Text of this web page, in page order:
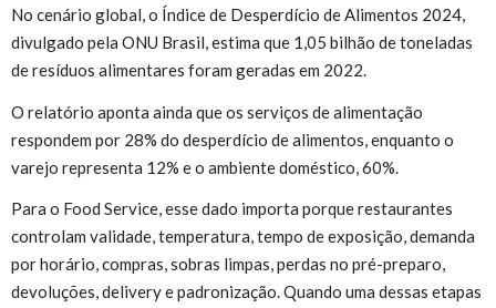
No cenário global, o Índice de Desperdício de Alimentos 2024,
divulgado pela ONU Brasil, estima que 1,05 bilhão de toneladas
de resíduos alimentares foram geradas em 2022.
O relatório aponta ainda que os serviços de alimentação
respondem por 28% do desperdício de alimentos, enquanto o
varejo representa 12% e o ambiente doméstico, 60%.
Para o Food Service, esse dado importa porque restaurantes
controlam validade, temperatura, tempo de exposição, demanda
por horário, compras, sobras limpas, perdas no pré-preparo,
devoluções, delivery e padronização. Quando uma dessas etapas